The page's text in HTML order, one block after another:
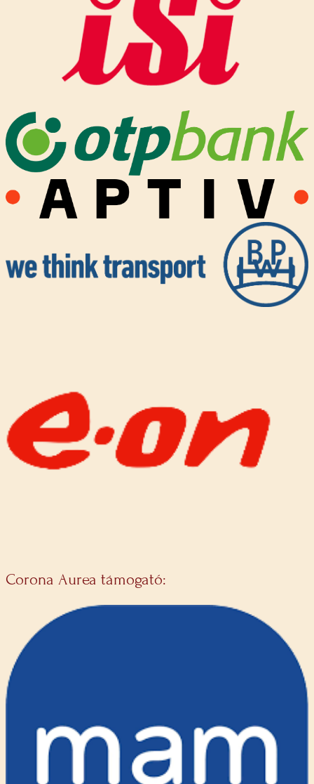
Corona Aurea támogató: